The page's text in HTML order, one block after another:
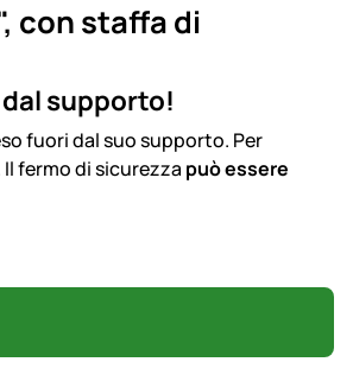
con staffa di
supporto!
fuori dal suo supporto. Per
Il fermo di sicurezza può essere